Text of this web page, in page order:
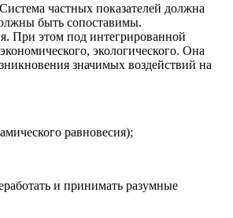
частных показателей должна
быть сопоставимы.
При этом под интегрированной
экологического. Она
значимых воздействий на
равновесия);
и принимать разумные